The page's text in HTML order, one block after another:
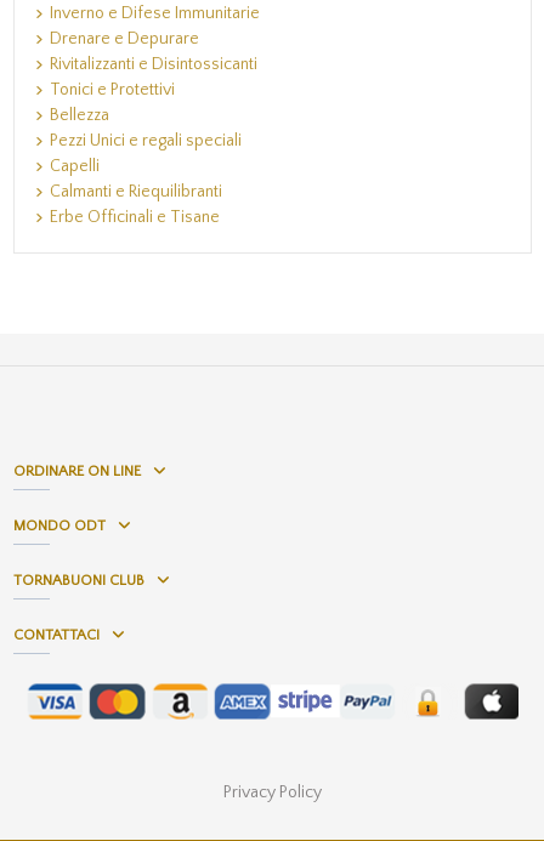
Inverno e Difese Immunitarie
Drenare e Depurare
Rivitalizzanti e Disintossicanti
Tonici e Protettivi
Bellezza
Pezzi Unici e regali speciali
Capelli
Calmanti e Riequilibranti
Erbe Officinali e Tisane
ORDINARE ON LINE
MONDO ODT
TORNABUONI CLUB
CONTATTACI
Privacy Policy